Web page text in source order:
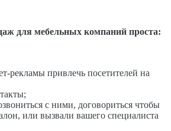
для мебельных компаний проста:
рекламы привлечь посетителей на
с ними, договориться чтобы
или вызвали вашего специалиста